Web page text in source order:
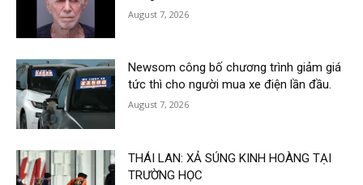
August 7, 2026
Newsom công bố chương trình giảm giá
tức thì cho người mua xe điện lần đầu.
August 7, 2026
THÁI LAN: XẢ SÚNG KINH HOÀNG TẠI
TRƯỜNG HỌC